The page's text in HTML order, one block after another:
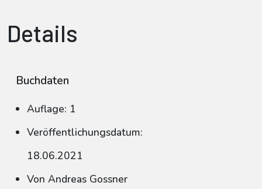
Details
Buchdaten
Auflage: 1
Veröffentlichungsdatum:
18.06.2021
Von Andreas Gossner